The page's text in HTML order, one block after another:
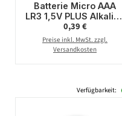
Batterie Micro AAA
LR3 1,5V PLUS Alkaline
- Leistung auf Dauer -
CAMELION
Regulärer Preis:
0,39 €
Preise inkl. MwSt. zzgl.
Versandkosten
Verfügbarkeit: